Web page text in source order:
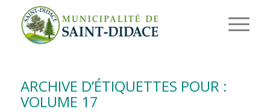
ARCHIVE D’ÉTIQUETTES POUR :
VOLUME 17